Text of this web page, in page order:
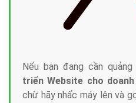
Nếu bạn đang cần
triển Website cho
chừ hãy nhấc máy lên và